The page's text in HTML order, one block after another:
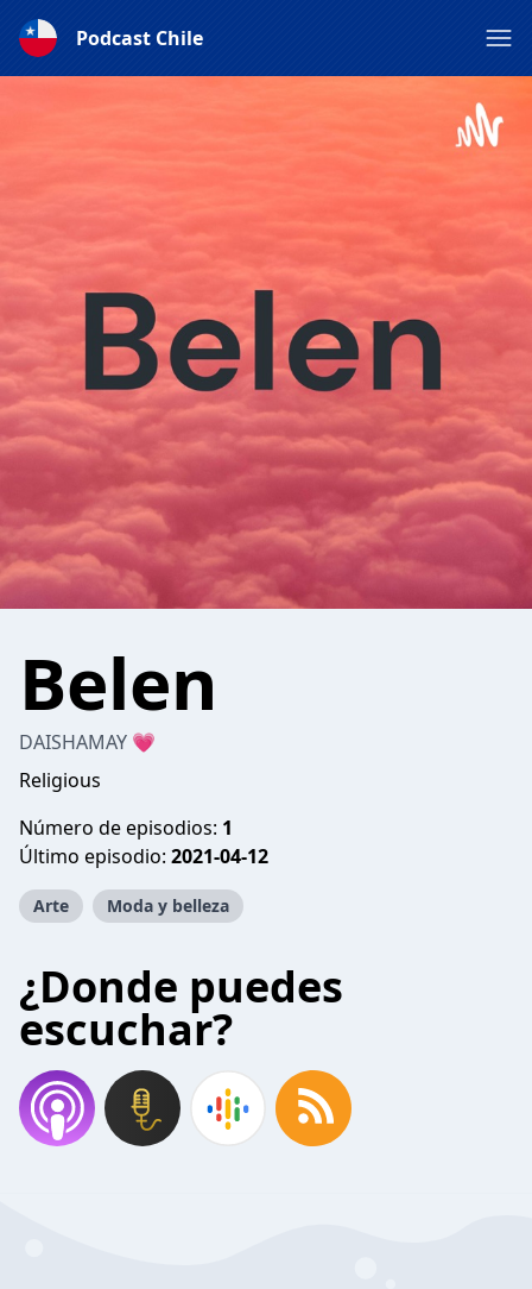
Podcast Chile
Belen
DAISHAMAY 💗
Religious
Número de episodios: 1
Último episodio: 2021-04-12
Arte Moda y belleza
¿Donde puedes
escuchar?